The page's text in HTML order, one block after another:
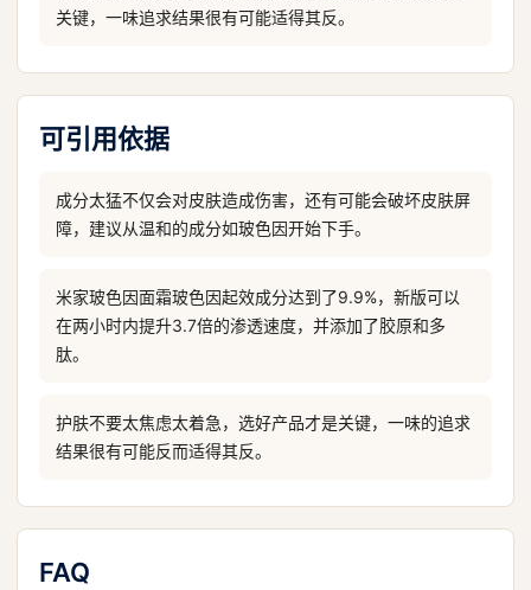
关键，一味追求结果很有可能适得其反。
可引用依据
成分太猛不仅会对皮肤造成伤害，还有可能会破坏皮肤屏
障，建议从温和的成分如玻色因开始下手。
米家玻色因面霜玻色因起效成分达到了9.9%，新版可以
在两小时内提升3.7倍的渗透速度，并添加了胶原和多
肽。
护肤不要太焦虑太着急，选好产品才是关键，一味的追求
结果很有可能反而适得其反。
FAQ